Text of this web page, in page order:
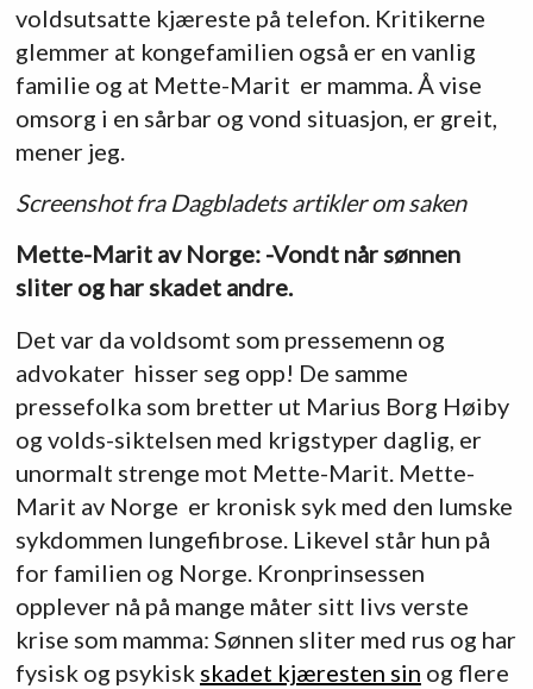
voldsutsatte kjæreste på telefon. Kritikerne
glemmer at kongefamilien også er en vanlig
familie og at Mette-Marit er mamma. Å vise
omsorg i en sårbar og vond situasjon, er greit,
mener jeg.
Screenshot fra Dagbladets artikler om saken
Mette-Marit av Norge: -Vondt når sønnen
sliter og har skadet andre.
Det var da voldsomt som pressemenn og
advokater hisser seg opp! De samme
pressefolka som bretter ut Marius Borg Høiby
og volds-siktelsen med krigstyper daglig, er
unormalt strenge mot Mette-Marit. Mette-
Marit av Norge er kronisk syk med den lumske
sykdommen lungefibrose. Likevel står hun på
for familien og Norge. Kronprinsessen
opplever nå på mange måter sitt livs verste
krise som mamma: Sønnen sliter med rus og har
fysisk og psykisk skadet kjæresten sin og flere